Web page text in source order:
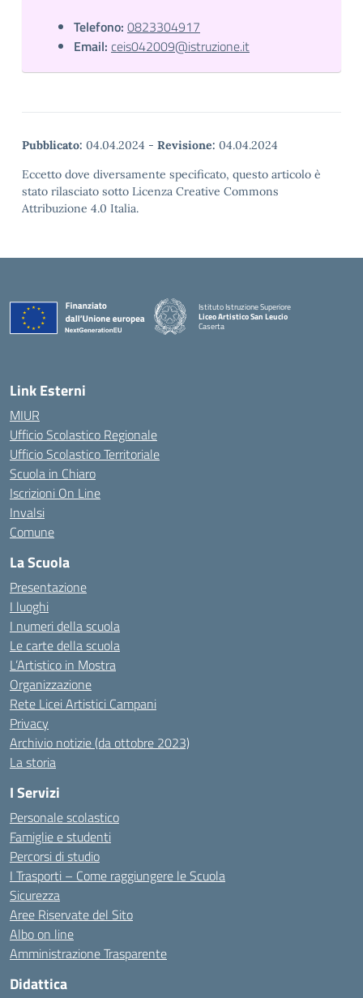
Telefono: 0823304917
Email: ceis042009@istruzione.it
Pubblicato: 04.04.2024 - Revisione: 04.04.2024
Eccetto dove diversamente specificato, questo articolo è
stato rilasciato sotto Licenza Creative Commons
Attribuzione 4.0 Italia.
Istituto Istruzione Superiore
Liceo Artistico San Leucio
Caserta
Link Esterni
MIUR
Ufficio Scolastico Regionale
Ufficio Scolastico Territoriale
Scuola in Chiaro
Iscrizioni On Line
Invalsi
Comune
La Scuola
Presentazione
I luoghi
I numeri della scuola
Le carte della scuola
L’Artistico in Mostra
Organizzazione
Rete Licei Artistici Campani
Privacy
Archivio notizie (da ottobre 2023)
La storia
I Servizi
Personale scolastico
Famiglie e studenti
Percorsi di studio
I Trasporti – Come raggiungere le Scuola
Sicurezza
Aree Riservate del Sito
Albo on line
Amministrazione Trasparente
Didattica